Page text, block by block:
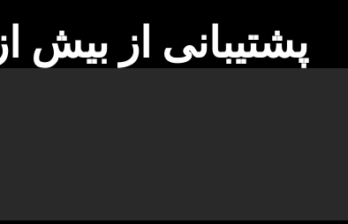
پشتیبانی از بیش از ۱۰۰ رمزارز